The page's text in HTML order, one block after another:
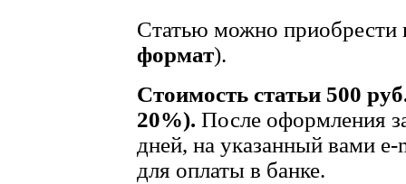
Статью можно приобрести
формат).
Стоимость статьи 500
20%). После оформления
дней, на указанный вами
для оплаты в банке.